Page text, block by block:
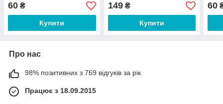
60 ₴
Купити
149₴
Купити
60
Про нас
98% позитивних з 769 відгуків за рік
Працює з 18.09.2015